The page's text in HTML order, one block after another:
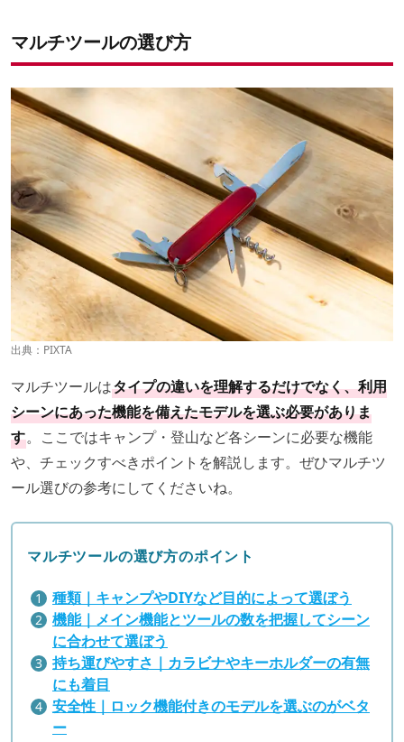
マルチツールの選び方
出典：PIXTA
マルチツールはタイプの違いを理解するだけでなく、利用
シーンにあった機能を備えたモデルを選ぶ必要がありま
す。ここではキャンプ・登山など各シーンに必要な機能
や、チェックすべきポイントを解説します。ぜひマルチツ
ール選びの参考にしてくださいね。
マルチツールの選び方のポイント
種類｜キャンプやDIYなど目的によって選ぼう
機能｜メイン機能とツールの数を把握してシーン
に合わせて選ぼう
持ち運びやすさ｜カラビナやキーホルダーの有無
にも着目
安全性｜ロック機能付きのモデルを選ぶのがベタ
ー